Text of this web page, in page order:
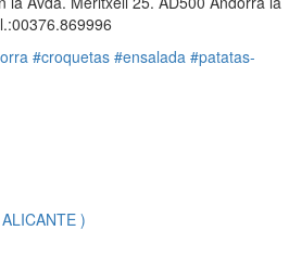
#croquetas #ensalada #patatas-
)